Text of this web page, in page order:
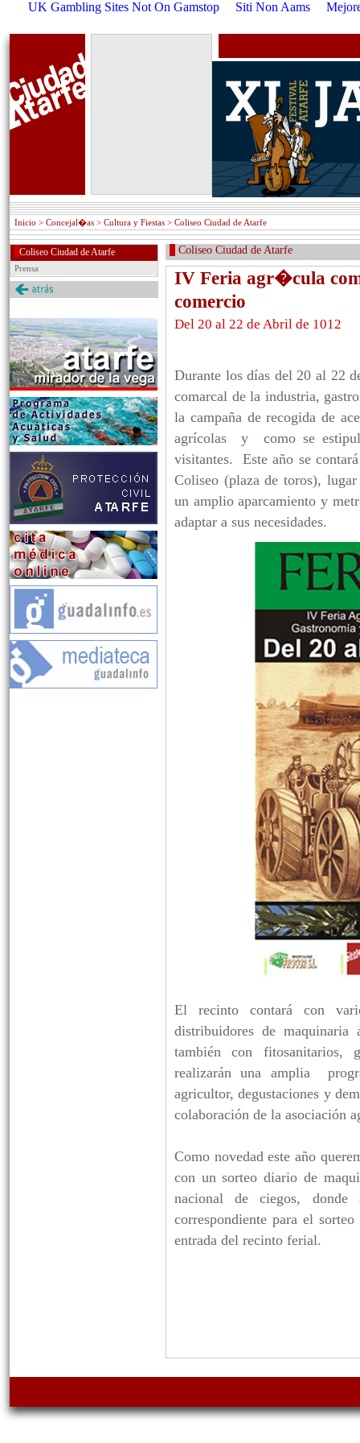
UK Gambling Sites Not On Gamstop Siti Non Aams
Inicio > Concejal�as > Cultura y Fiestas > Coliseo Ciudad de Atarfe
Coliseo Ciudad de Atarfe
Prensa
Coliseo Ciudad de Atarfe
IV Feria agr�cula
comercio
Del 20 al 22 de Abril de 1012
Durante los días del 20 al 22
comarcal de la industria,
la campaña de recogida de
agrícolas y como se
visitantes. Este año se
Coliseo (plaza de toros),
un amplio aparcamiento y
adaptar a sus necesidades.
El recinto contará con
distribuidores de maquinaria
también con fitosanitarios,
realizarán una amplia
agricultor, degustaciones y
colaboración de la asociación
Como novedad este año
con un sorteo diario de
nacional de ciegos,
correspondiente para el
entrada del recinto ferial.